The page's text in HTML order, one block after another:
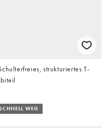
strukturiertes T-
WEG